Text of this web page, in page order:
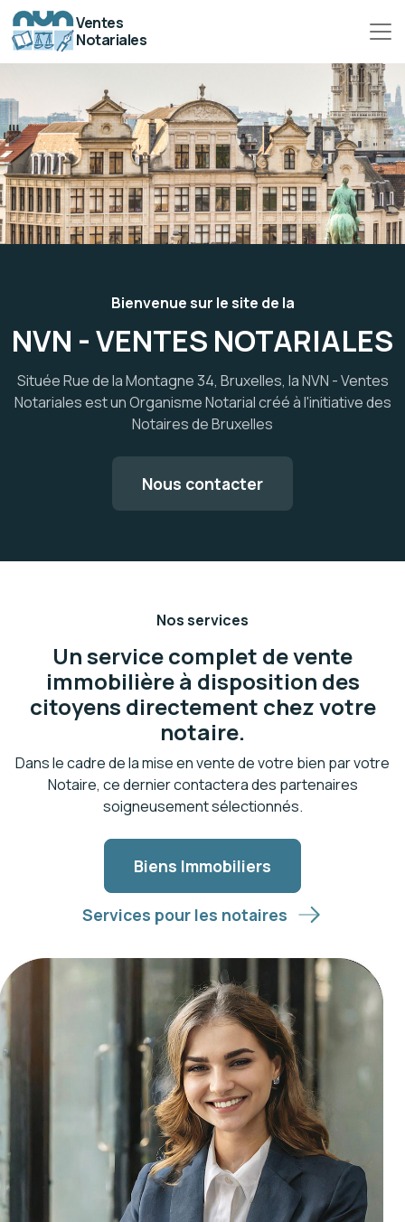
Ventes
Notariales
Bienvenue sur le site de la
NVN - VENTES NOTARIALES
Située Rue de la Montagne 34, Bruxelles, la NVN - Ventes
Notariales est un Organisme Notarial créé à l'initiative des
Notaires de Bruxelles
Nous contacter
Nos services
Un service complet de vente
immobilière à disposition des
citoyens directement chez votre
notaire.
Dans le cadre de la mise en vente de votre bien par votre
Notaire, ce dernier contactera des partenaires
soigneusement sélectionnés.
Biens Immobiliers
Services pour les notaires